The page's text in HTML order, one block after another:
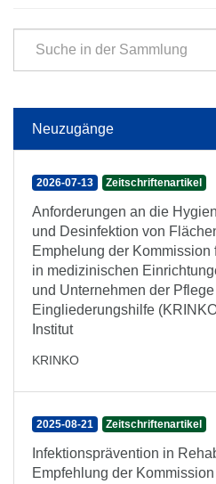
Neuzugänge
2026-07-13 Zeitschriftenartikel
Anforderungen an die
und Desinfektion von
Emphelung der Kommission
in medizinischen
und Unternehmen der Pflege
Eingliederungshilfe
Institut
KRINKO
2025-08-21 Zeitschriftenartikel
Infektionsprävention in
Empfehlung der